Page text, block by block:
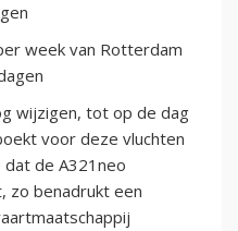
week van Rotterdam
wijzigen, tot op de dag
voor deze vluchten
de A321neo
zo benadrukt een